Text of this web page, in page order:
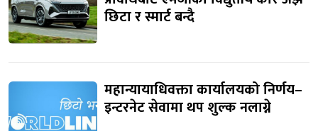
छिटा र स्मार्ट बन्दै
महान्यायाधिवक्ता कार्यालयको निर्णय–
इन्टरनेट सेवामा थप शुल्क नलाग्ने